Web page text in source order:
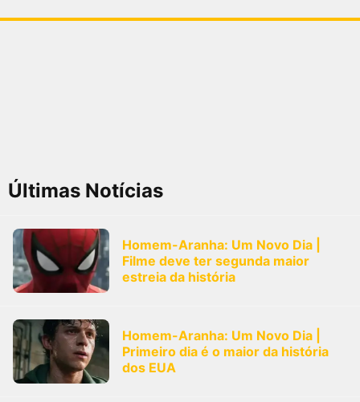
Últimas Notícias
Homem-Aranha: Um Novo Dia |
Filme deve ter segunda maior
estreia da história
Homem-Aranha: Um Novo Dia |
Primeiro dia é o maior da história
dos EUA